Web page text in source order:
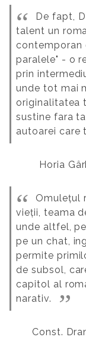
De fapt,
talent un
contemporan
paralele" - o
prin
unde tot mai
originalitatea
sustine fara
autoarei care
Horia
Omulețul
vieții, teama
unde altfel,
pe un chat,
permite
de subsol,
capitol al
narativ.
Const.